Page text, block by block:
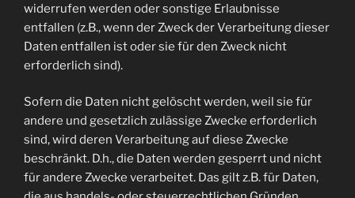
widerrufen werden oder sonstige Erlaubnisse
entfallen (z.B., wenn der Zweck der Verarbeitung dieser
Daten entfallen ist oder sie für den Zweck nicht
erforderlich sind).
Sofern die Daten nicht gelöscht werden, weil sie für
andere und gesetzlich zulässige Zwecke erforderlich
sind, wird deren Verarbeitung auf diese Zwecke
beschränkt. D.h., die Daten werden gesperrt und nicht
für andere Zwecke verarbeitet. Das gilt z.B. für Daten,